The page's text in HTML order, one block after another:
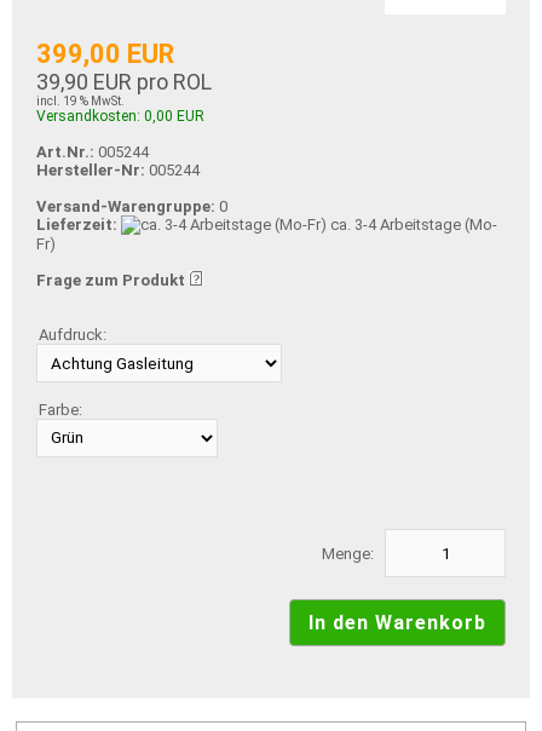
399,00 EUR
39,90 EUR pro ROL
incl. 19 % MwSt.
Versandkosten: 0,00 EUR
Art.Nr.: 005244
Hersteller-Nr: 005244
Versand-Warengruppe: 0
Lieferzeit:
ca. 3-4 Arbeitstage (Mo-
Fr)
Frage zum Produkt
Aufdruck:
Farbe:
Menge: